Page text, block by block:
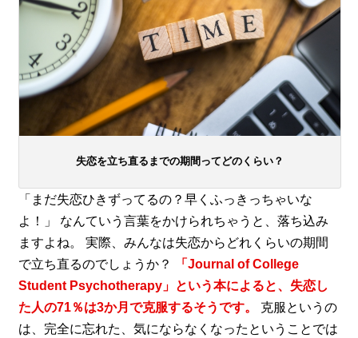
失恋を立ち直るまでの期間ってどのくらい？
「まだ失恋ひきずってるの？早くふっきっちゃいな
よ！」 なんていう言葉をかけられちゃうと、落ち込み
ますよね。 実際、みんなは失恋からどれくらいの期間
で立ち直るのでしょうか？
「Journal of College
Student Psychotherapy」という本によると、失恋し
た人の71％は3か月で克服するそうです。
克服というの
は、完全に忘れた、気にならなくなったということでは